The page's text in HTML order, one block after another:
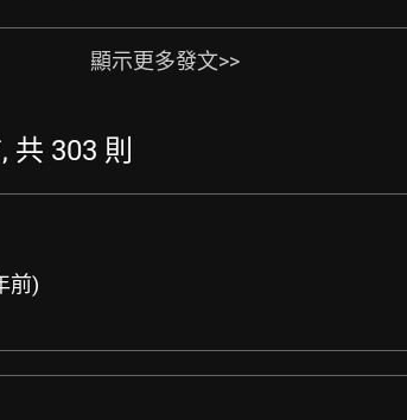
顯示更多發文>>
303 則
前)